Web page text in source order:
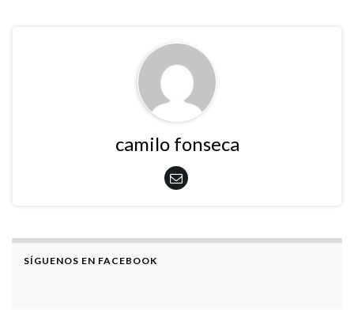
camilo fonseca
SÍGUENOS EN FACEBOOK